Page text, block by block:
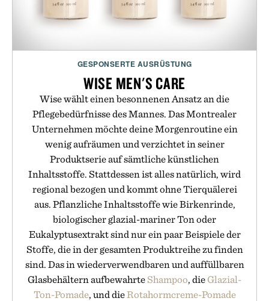
GESPONSERTE AUSRÜSTUNG
WISE MEN'S CARE
Wise wählt einen besonnenen Ansatz an die
Pflegebedürfnisse des Mannes. Das Montrealer
Unternehmen möchte deine Morgenroutine ein
wenig aufräumen und verzichtet in seiner
Produktserie auf sämtliche künstlichen
Inhaltsstoffe. Stattdessen ist alles natürlich, wird
regional bezogen und kommt ohne Tierquälerei
aus. Pflanzliche Inhaltsstoffe wie Birkenrinde,
biologischer glazial-mariner Ton oder
Eukalyptusextrakt sind nur ein paar Beispiele der
Stoffe, die in der gesamten Produktreihe zu finden
sind. Das in wiederverwendbaren und auffüllbaren
Glasbehältern aufbewahrte Shampoo, die Glazial-
Ton-Pomade, und dieRotahormcreme-Pomade